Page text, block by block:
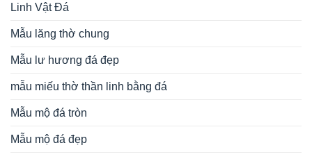
Linh Vật Đá
Mẫu lăng thờ chung
Mẫu lư hương đá đẹp
mẫu miếu thờ thần linh bằng đá
Mẫu mộ đá tròn
Mẫu mộ đá đẹp